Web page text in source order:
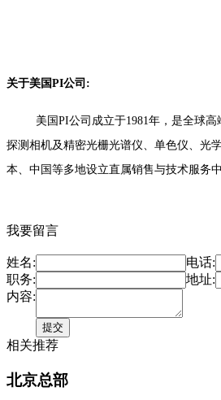
关于美国PI公司:
美国PI公司成立于1981年，是全球高端
探测相机及精密光栅光谱仪、单色仪、光
本、中国等多地设立直属销售与技术服务
我要留言
姓名: 电话:
职务:
地址:
内容:
相关推荐
北京总部